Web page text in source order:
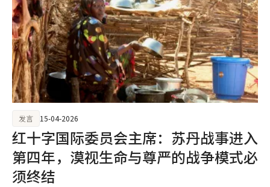
红十字国际委员会主席：苏丹战事进入
第四年，漠视生命与尊严的战争模式必
须终结
发言 15-04-2026